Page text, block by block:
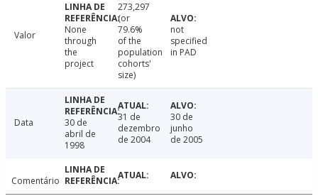
Valor
None
through
the
project
273,297
(or
79.6%
of the
population
cohorts'
size)
not
specified
in PAD
Data
30 de
abril de
1998
31 de
dezembro
de 2004
30 de
junho
de 2005
Comentário